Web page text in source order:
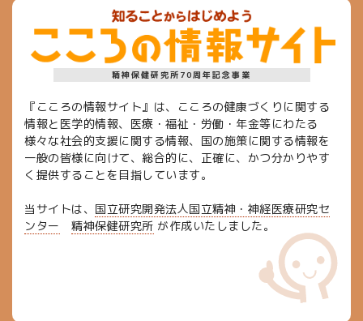
精神保健研究所70周年記念事業
『こころの情報サイト』は、こころの健康づくりに関する
情報と医学的情報、医療・福祉・労働・年金等にわたる
様々な社会的支援に関する情報、国の施策に関する情報を
一般の皆様に向けて、総合的に、正確に、かつ分かりやす
く提供することを目指しています。
当サイトは、 国立研究開発法人国立精神・神経医療研究セ
ンター
精神保健研究所 が作成いたしました。